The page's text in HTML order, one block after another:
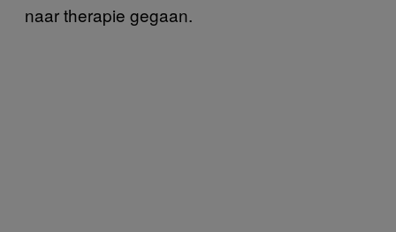
naar therapie gegaan.